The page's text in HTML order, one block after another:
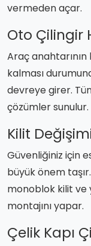
vermeden açar.
Oto Çilingir
Araç
kalması
devreye girer.
çözümler sunulur.
Kilit
Güvenliğiniz için
büyük önem taşır.
monoblok kilit ve
montajını yapar.
Çelik Kapı